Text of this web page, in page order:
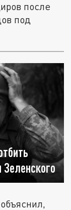
после
под
Зеленского